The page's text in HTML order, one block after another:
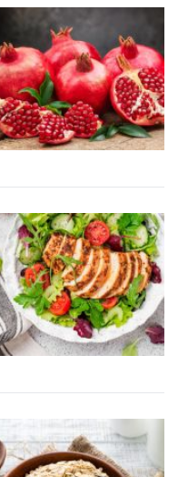
↑
"Food Exchange Lists"
,dtc.ucsf, Retrieved
16/2/2021. Edited.